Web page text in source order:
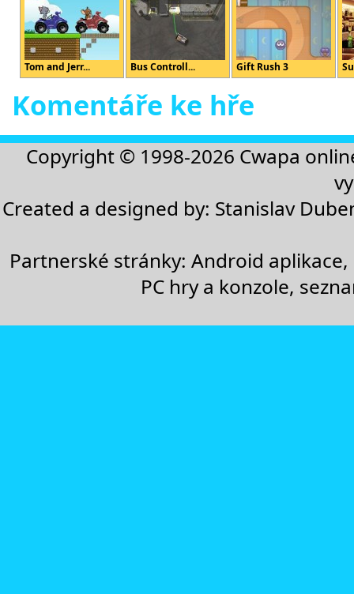
Tom and Jerr... Bus Controll... Gift Rush 3
Komentáře ke hře
Copyright © 1998-2026 Cwapa
Created a designed by: Stanislav
Partnerské stránky:Android aplikace,
PC hry a konzole,